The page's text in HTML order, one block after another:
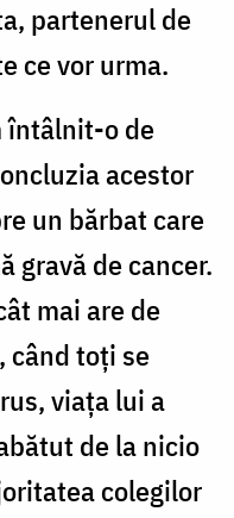
partenerul de
ce vor urma.
întâlnit-o de
acestor
un bărbat care
gravă de cancer.
mai are de
când toți se
viața lui a
de la nicio
colegilor